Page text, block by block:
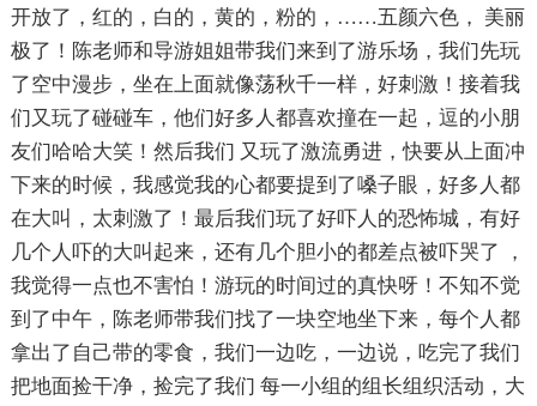
开放了，红的，白的，黄的，粉的，……五颜六色， 美丽
极了！陈老师和导游姐姐带我们来到了游乐场，我们先玩
了空中漫步，坐在上面就像荡秋千一样，好刺激！接着我
们又玩了碰碰车，他们好多人都喜欢撞在一起，逗的小朋
友们哈哈大笑！然后我们 又玩了激流勇进，快要从上面冲
下来的时候，我感觉我的心都要提到了嗓子眼，好多人都
在大叫，太刺激了！最后我们玩了好吓人的恐怖城，有好
几个人吓的大叫起来，还有几个胆小的都差点被吓哭了 ，
我觉得一点也不害怕！游玩的时间过的真快呀！不知不觉
到了中午，陈老师带我们找了一块空地坐下来，每个人都
拿出了自己带的零食，我们一边吃，一边说，吃完了我们
把地面捡干净，捡完了我们 每一小组的组长组织活动，大